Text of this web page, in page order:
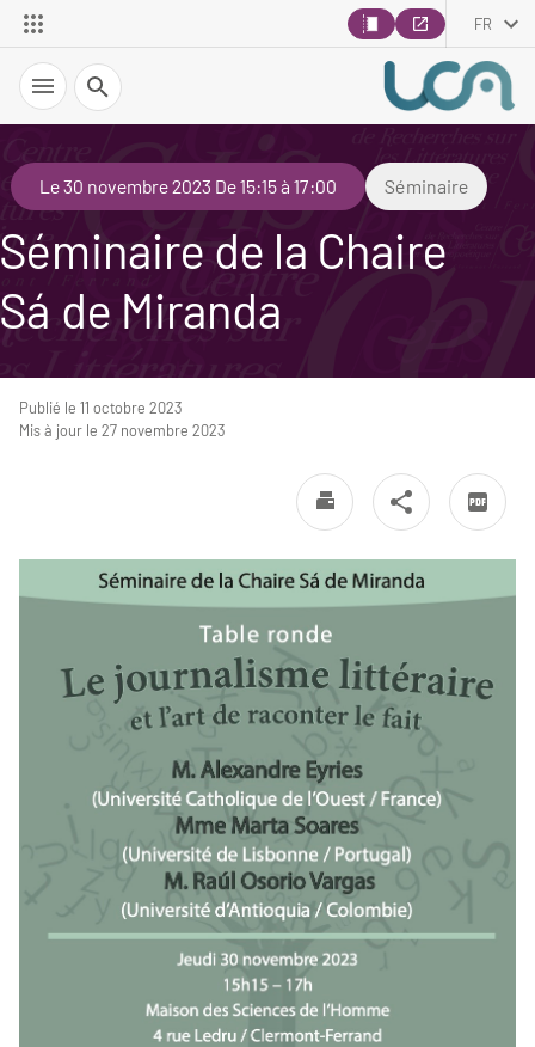
FR
Recherche
Le 30 novembre 2023 De 15:15 à 17:00 Séminaire
Séminaire de la Chaire
Sá de Miranda
Publié le 11 octobre 2023
Mis à jour le 27 novembre 2023